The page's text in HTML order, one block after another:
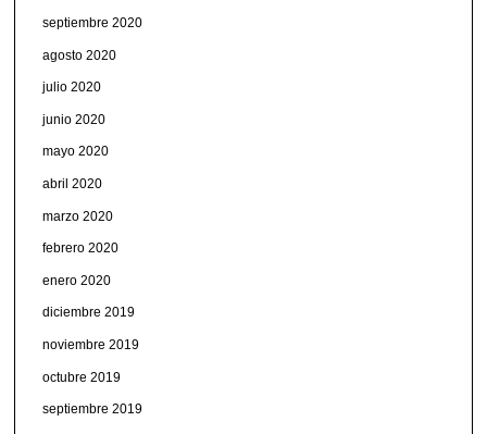
septiembre 2020
agosto 2020
julio 2020
junio 2020
mayo 2020
abril 2020
marzo 2020
febrero 2020
enero 2020
diciembre 2019
noviembre 2019
octubre 2019
septiembre 2019